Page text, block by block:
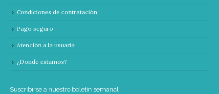
Condiciones de contratación
Pago seguro
Atención a la usuaria
¿Donde estamos?
Suscribirse a nuestro boletín semanal